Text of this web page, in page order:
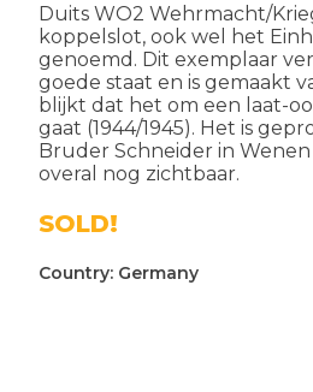
Duits WO2 Wehrmacht/
koppelslot, ook wel het
genoemd. Dit exemplaar
goede staat en is gemaakt
blijkt dat het om een laat-
gaat (1944/1945). Het is
Bruder Schneider in Wenen
overal nog zichtbaar.
SOLD!
Country: Germany